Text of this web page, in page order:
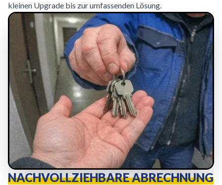
kleinen Upgrade bis zur umfassenden Lösung.
NACHVOLLZIEHBARE ABRECHNUNG